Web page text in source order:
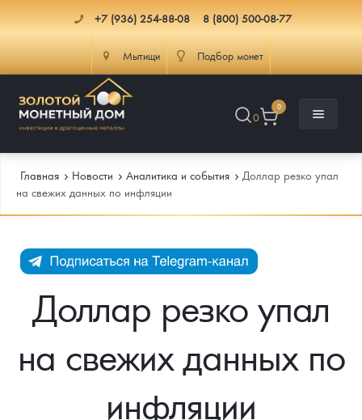
+7 (936) 254-88-08 8 (800) 500-08-77
Мытищи Подбор монет
0
0
Каталог Монет
Инвестиционные монеты
Памятные монеты России и СССР
Монеты Царской России
Монеты стран мира после 1950г
Георгий Победоносец
Инфо
Как сделать заказ
Доставка
Аналитика и события
Главная Новости Аналитика и события
Доллар резко упал
на свежих данных по инфляции
Доллар резко упал
на свежих данных по
инфляции